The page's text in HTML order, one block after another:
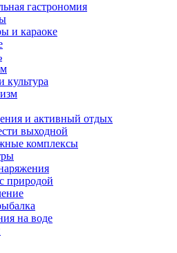
гастрономия
и караоке
культура
и активный отдых
выходной
комплексы
природой
на воде